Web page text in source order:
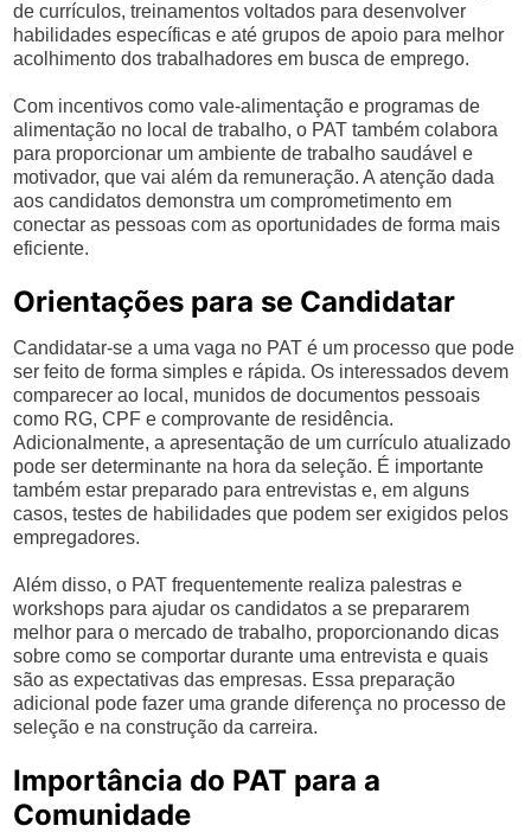
de currículos, treinamentos voltados para desenvolver
habilidades específicas e até grupos de apoio para melhor
acolhimento dos trabalhadores em busca de emprego.
Com incentivos como vale-alimentação e programas de
alimentação no local de trabalho, o PAT também colabora
para proporcionar um ambiente de trabalho saudável e
motivador, que vai além da remuneração. A atenção dada
aos candidatos demonstra um comprometimento em
conectar as pessoas com as oportunidades de forma mais
eficiente.
Orientações para se Candidatar
Candidatar-se a uma vaga no PAT é um processo que pode
ser feito de forma simples e rápida. Os interessados devem
comparecer ao local, munidos de documentos pessoais
como RG, CPF e comprovante de residência.
Adicionalmente, a apresentação de um currículo atualizado
pode ser determinante na hora da seleção. É importante
também estar preparado para entrevistas e, em alguns
casos, testes de habilidades que podem ser exigidos pelos
empregadores.
Além disso, o PAT frequentemente realiza palestras e
workshops para ajudar os candidatos a se prepararem
melhor para o mercado de trabalho, proporcionando dicas
sobre como se comportar durante uma entrevista e quais
são as expectativas das empresas. Essa preparação
adicional pode fazer uma grande diferença no processo de
seleção e na construção da carreira.
Importância do PAT para a
Comunidade